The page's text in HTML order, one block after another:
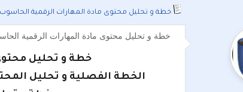
خطة و تحليل محتوى مادة المهارات الرقمية الحاسوب
خطة و تحليل محتوى مادة المهارات الرقمية الحاسوب للصف الثامن الفصل الثاني 2026 الخطة
خطة و تحليل محتوى
الخطة الفصلية و تحليل